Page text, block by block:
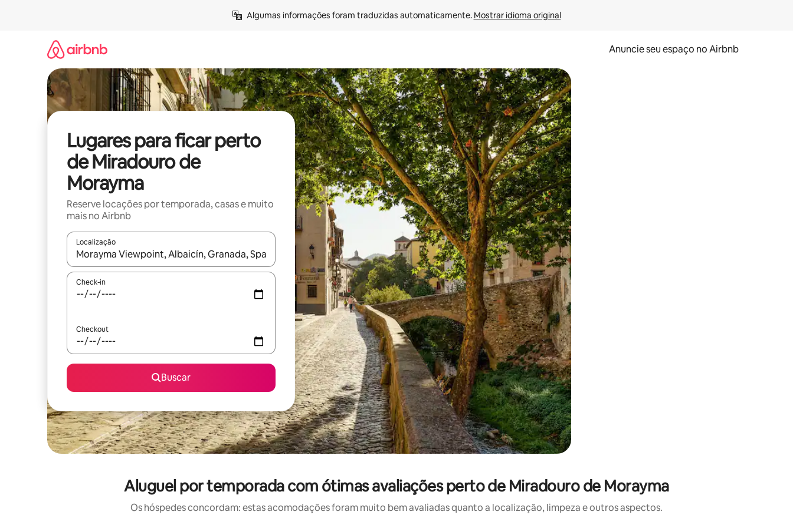
Algumas informações foram traduzidas automaticamente. Mostrar idioma original
Anuncie seu espaço no Airbnb
Lugares para ficar perto
de Miradouro de
Morayma
Reserve locações por temporada, casas e muito
mais no Airbnb
Localização
Quando os resultados estiverem disponíveis, explore-os usando as seta para cima e para baixo do teclado ou tocando e deslizando o dedo na tela.
Check-in
Checkout
Buscar
Aluguel por temporada com ótimas avaliações perto de Miradouro de Morayma
Os hóspedes concordam: estas acomodações foram muito bem avaliadas quanto a localização, limpeza e outros aspectos.